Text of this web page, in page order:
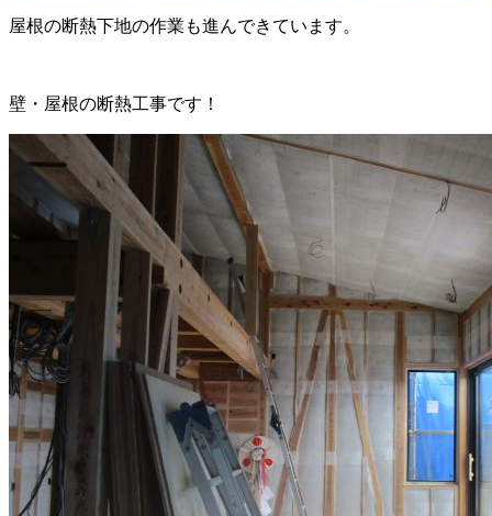
屋根の断熱下地の作業も進んできています。
壁・屋根の断熱工事です！